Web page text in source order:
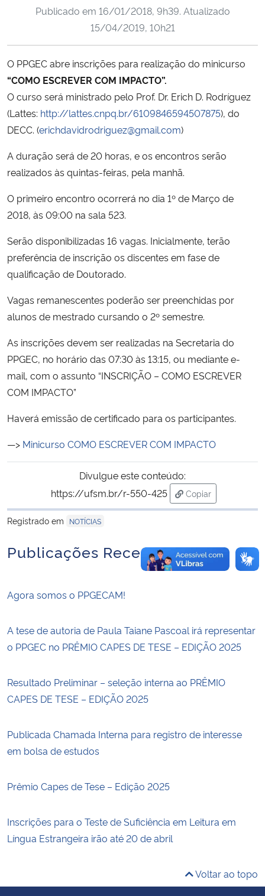
Ministério da Cidadania
Ministério de Minas e Energia
Ministério da Ciência, Tecnologia, Inovações e Comunicações
Ministério do Meio Ambiente
Ministério do Desenvolvimento Regional
Ministério da Mulher, da Família e dos Direitos Humanos
Secretaria de Governo
Gabinete de Segurança Institucional
Banco Central do Brasil
Planalto
Publicado em 16/01/2018, 9h39. Atualizado
15/04/2019, 10h21
O PPGEC abre inscrições para realização do minicurso
“COMO ESCREVER COM IMPACTO”.
O curso será ministrado pelo Prof. Dr. Erich D. Rodríguez
(Lattes: http://lattes.cnpq.br/6109846594507875), do
DECC. (erichdavidrodriguez@gmail.com)
A duração será de 20 horas, e os encontros serão
realizados às quintas-feiras, pela manhã.
O primeiro encontro ocorrerá no dia 1º de Março de
2018, às 09:00 na sala 523.
Serão disponibilizadas 16 vagas. Inicialmente, terão
preferência de inscrição os discentes em fase de
qualificação de Doutorado.
Vagas remanescentes poderão ser preenchidas por
alunos de mestrado cursando o 2º semestre.
As inscrições devem ser realizadas na Secretaria do
PPGEC, no horário das 07:30 às 13:15, ou mediante e-
mail, com o assunto “INSCRIÇÃO – COMO ESCREVER
COM IMPACTO”
Haverá emissão de certificado para os participantes.
—> Minicurso COMO ESCREVER COM IMPACTO
Divulgue este conteúdo:
https://ufsm.br/r-550-425
Copiar
para área de
Registrado em
NOTÍCIAS
Publicações Recentes
Agora somos o PPGECAM!
A tese de autoria de Paula Taiane Pascoal irá representar
o PPGEC no PRÊMIO CAPES DE TESE – EDIÇÃO 2025
Resultado Preliminar – seleção interna ao PRÊMIO
CAPES DE TESE – EDIÇÃO 2025
Publicada Chamada Interna para registro de interesse
em bolsa de estudos
Prêmio Capes de Tese – Edição 2025
Inscrições para o Teste de Suficiência em Leitura em
Língua Estrangeira irão até 20 de abril
Voltar ao topo